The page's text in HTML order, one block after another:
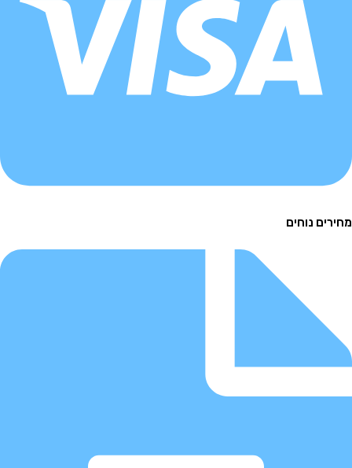
נוחים